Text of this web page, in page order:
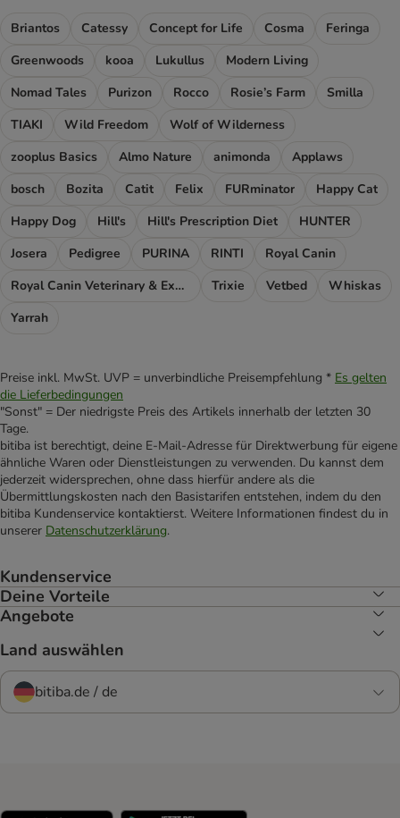
Briantos Catessy Concept for Life Cosma
Feringa
Greenwoods
kooa Lukullus
Modern Living
Nomad Tales
Purizon Rocco Rosie’s Farm
Smilla
TIAKI
Wild Freedom
Wolf of Wilderness
zooplus Basics
Almo Nature animonda
Applaws
bosch
Bozita Catit Felix FURminator
Happy Cat
Happy Dog
Hill's Hill's Prescription Diet
HUNTER
Josera
Pedigree PURINA RINTI
Royal Canin
Royal Canin Veterinary & Expert
Trixie Vetbed
Whiskas
Yarrah
Preise inkl. MwSt. UVP = unverbindliche Preisempfehlung * Es gelten
die Lieferbedingungen
"Sonst" = Der niedrigste Preis des Artikels innerhalb der letzten 30
Tage.
bitiba ist berechtigt, deine E-Mail-Adresse für Direktwerbung für eigene
ähnliche Waren oder Dienstleistungen zu verwenden. Du kannst dem
jederzeit widersprechen, ohne dass hierfür andere als die
Übermittlungskosten nach den Basistarifen entstehen, indem du den
bitiba Kundenservice kontaktierst. Weitere Informationen findest du in
unserer Datenschutzerklärung.
Kundenservice
Deine Vorteile
Angebote
Land auswählen
bitiba.de / de